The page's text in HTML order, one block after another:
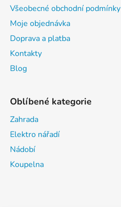
Všeobecné obchodní podmínky
Moje objednávka
Doprava a platba
Kontakty
Blog
Oblíbené kategorie
Zahrada
Elektro nářadí
Nádobí
Koupelna